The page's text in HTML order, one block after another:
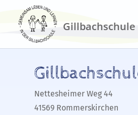
Nettesheimer Weg 44
41569 Rommerskirchen